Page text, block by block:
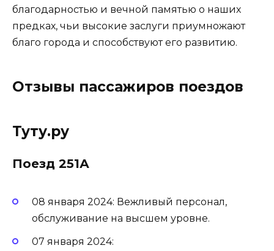
благодарностью и вечной памятью о наших
предках, чьи высокие заслуги приумножают
благо города и способствуют его развитию.
Отзывы пассажиров поездов
Туту.ру
Поезд 251А
08 января 2024: Вежливый персонал,
обслуживание на высшем уровне.
07 января 2024: